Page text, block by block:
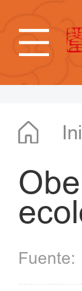
Fuente: